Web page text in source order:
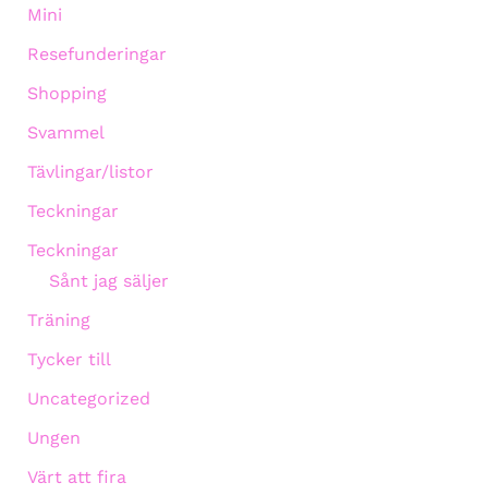
Mini
Resefunderingar
Shopping
Svammel
Tävlingar/listor
Teckningar
Teckningar
Sånt jag säljer
Träning
Tycker till
Uncategorized
Ungen
Värt att fira